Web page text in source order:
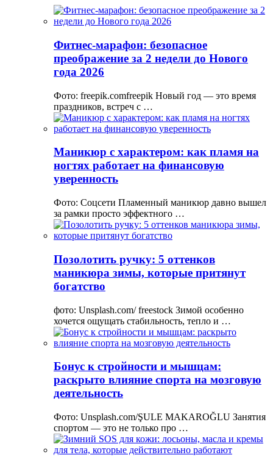
Фитнес-марафон: безопасное
преображение за 2 недели до Нового
года 2026
Фото: freepik.comfreepik Новый год — это время
праздников, встреч с …
Маникюр с характером: как пламя на
ногтях работает на финансовую
уверенность
Фото: Соцсети Пламенный маникюр давно вышел
за рамки просто эффектного …
Позолотить ручку: 5 оттенков
маникюра зимы, которые притянут
богатство
фото: Unsplash.com/ freestock Зимой особенно
хочется ощущать стабильность, тепло и …
Бонус к стройности и мышцам:
раскрыто влияние спорта на мозговую
деятельность
Фото: Unsplash.com/ŞULE MAKAROĞLU Занятия
спортом — это не только про …